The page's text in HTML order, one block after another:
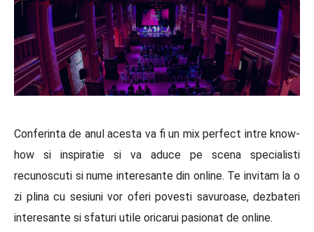
Conferinta de anul acesta va fi un mix perfect intre know-
how si inspiratie si va aduce pe scena specialisti
recunoscuti si nume interesante din online. Te invitam la o
zi plina cu sesiuni vor oferi povesti savuroase, dezbateri
interesante si sfaturi utile oricarui pasionat de online.